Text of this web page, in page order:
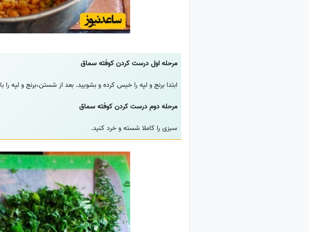
مرحله اول درست کردن کوفته سماق
ابتدا برنج و لپه را خیس کرده و بشویید. بعد از شستن،برنج و لپه را با 2 لیوان آب برای 20 دقیقه جوشانده و آبکش کنید
مرحله دوم درست کردن کوفته سماق
سبزی را کاملا شسته و خرد کنید.